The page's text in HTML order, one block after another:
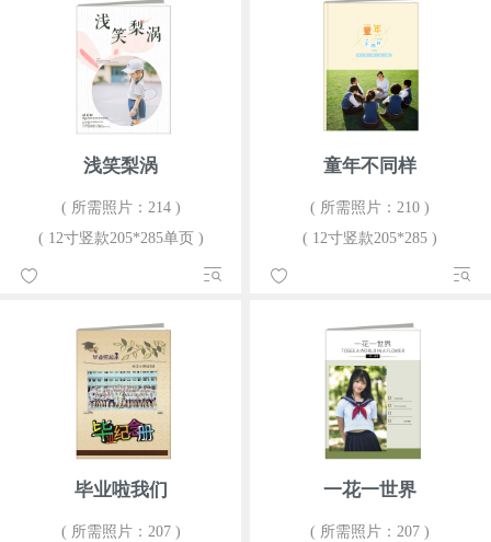
浅笑梨涡
( 所需照片：214 )
( 12寸竖款205*285单页 )
童年不同样
( 所需照片：210 )
( 12寸竖款205*285 )
毕业啦我们
( 所需照片：207 )
一花一世界
( 所需照片：207 )